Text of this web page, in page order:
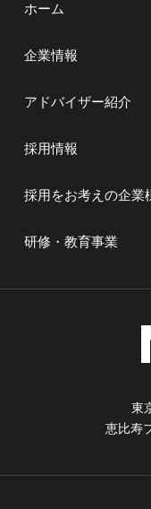
ホーム
企業情報
アドバイザー紹介
採用情報
採用をお考えの企業
研修・教育事業
東
恵比寿